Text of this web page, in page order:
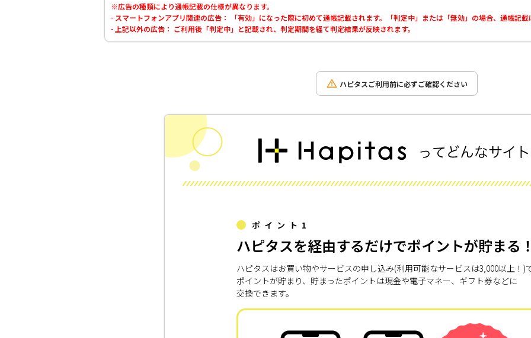
※広告の種類により通帳記載の仕様が異なります。
- スマートフォンアプリ関連の広告： 「有効」になった際に初めて通帳記載されます。「判定中」または「無効」の場合、通帳記載
- 上記以外の広告： ご利用後「判定中」と記載され、判定期間を経て判定結果が反映されます。
ハピタスご利用前に必ずご確認ください
ポイント1
ハピタスを経由するだけでポイントが貯まる
ハピタスはお買い物やサービスの申し込み(利用可能なサービスは3,000以上！)
ポイントが貯まり、貯まったポイントは現金や電子マネー、ギフト券などに
交換できます。